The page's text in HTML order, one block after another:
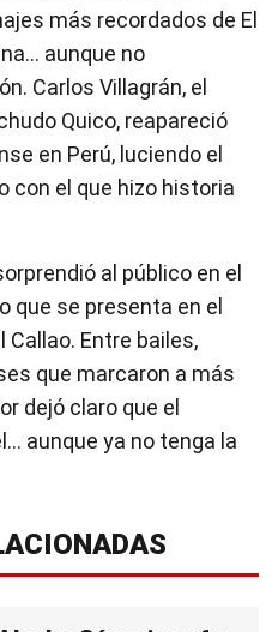
más recordados de El
aunque no
Carlos Villagrán, el
Quico, reapareció
en Perú, luciendo el
con el que hizo historia
al público en el
que se presenta en el
Callao. Entre bailes,
que marcaron a más
dejó claro que el
aunque ya no tenga la